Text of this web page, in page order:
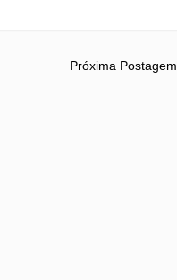
Próxima Postagem